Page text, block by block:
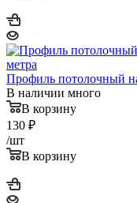
Профиль потолочный
В наличии много
В корзину
130 ₽
/шт
В корзину